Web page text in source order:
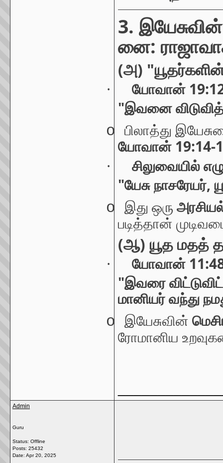
3. இயேசுவின்
னை:
(அ) "
·
யோவான்
"இவனை
o பிலாத்து
யோவான் 19:14-
· சிலுவையில்
"யேசு நாசரேயர்,
o இது ஒரு
படித்தான்
(ஆ) யூத மதத்
·
யோவான்
"இவரை
மானியர் வந்து
o இயேசுவின்
ரோமானிய
Admin
Guru
Status: Offline
Posts: 25432
Date: Apr 20, 2025